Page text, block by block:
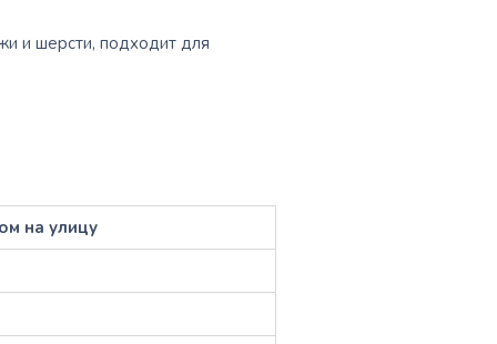
и шерсти, подходит для
на улицу